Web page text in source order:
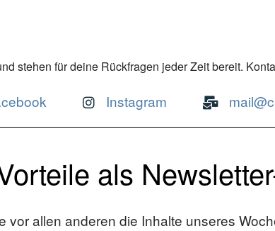
stehen für deine Rückfragen jeder Zeit bereit.
Instagram
als
vor allen anderen die Inhalte unseres